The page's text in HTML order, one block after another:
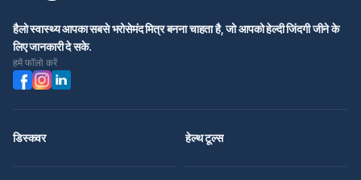
हैलो स्वास्थ्य आपका सबसे भरोसेमंद मित्र बनना चाहता है, जो आपको हेल्दी जिंदगी जीने के
लिए जानकारी दे सके.
हमें फॉलो करें
डिस्कवर हेल्थ टूल्स